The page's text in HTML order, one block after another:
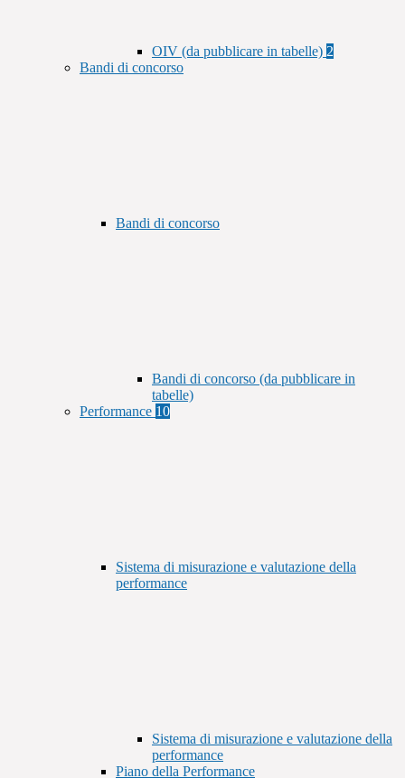
OIV (da pubblicare in tabelle) 2
Bandi di concorso
Bandi di concorso
Bandi di concorso (da pubblicare in
tabelle)
Performance 10
Sistema di misurazione e valutazione della
performance
Sistema di misurazione e valutazione della
performance
Piano della Performance